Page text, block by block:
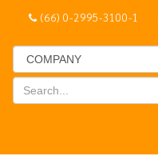
(66) 0-2995-3100-1